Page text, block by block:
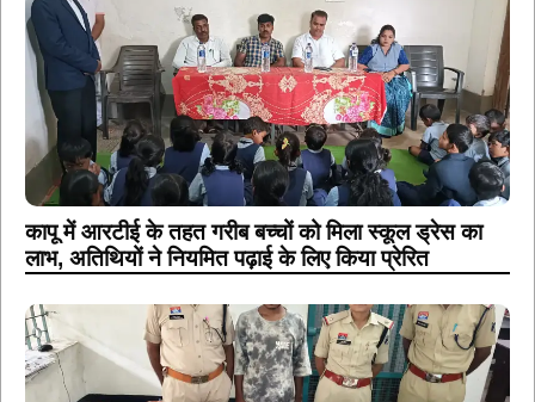
कापू में आरटीई के तहत गरीब बच्चों को मिला स्कूल ड्रेस का
लाभ, अतिथियों ने नियमित पढ़ाई के लिए किया प्रेरित